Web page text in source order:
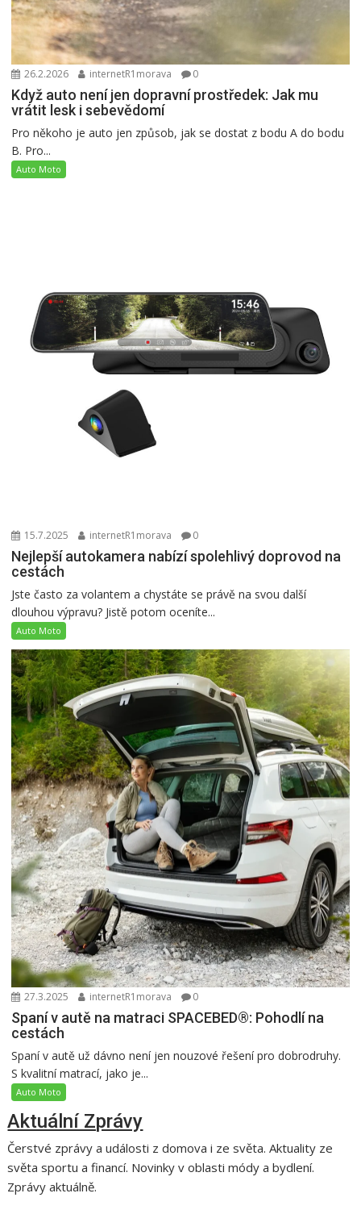
26.2.2026 internetR1morava 0
Když auto není jen dopravní prostředek: Jak mu
vrátit lesk i sebevědomí
Pro někoho je auto jen způsob, jak se dostat z bodu A do bodu
B. Pro...
Auto Moto
15.7.2025 internetR1morava 0
Nejlepší autokamera nabízí spolehlivý doprovod na
cestách
Jste často za volantem a chystáte se právě na svou další
dlouhou výpravu? Jistě potom oceníte...
Auto Moto
27.3.2025 internetR1morava 0
Spaní v autě na matraci SPACEBED®: Pohodlí na
cestách
Spaní v autě už dávno není jen nouzové řešení pro dobrodruhy.
S kvalitní matrací, jako je...
Auto Moto
Aktuální Zprávy
Čerstvé zprávy a události z domova i ze světa. Aktuality ze
světa sportu a financí. Novinky v oblasti módy a bydlení.
Zprávy aktuálně.